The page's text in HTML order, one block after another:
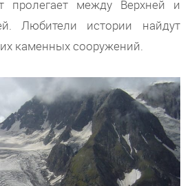
пролегает между Верхней и
Любители истории найдут
каменных сооружений.